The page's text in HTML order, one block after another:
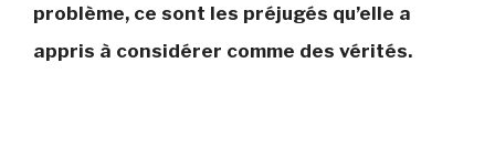
problème, ce sont les préjugés qu’elle a
appris à considérer comme des vérités.